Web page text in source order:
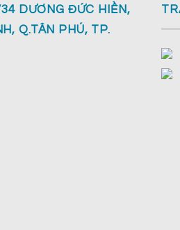
DƯƠNG ĐỨC HIỀN,
Q.TÂN PHÚ, TP.